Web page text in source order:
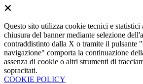
Questo sito utilizza cookie tecnici e statistici
chiusura del banner mediante selezione
contraddistinto dalla X o tramite il pulsante
navigazione" comporta la continuazione
assenza di cookie o altri strumenti di
sopracitati.
COOKIE POLICY